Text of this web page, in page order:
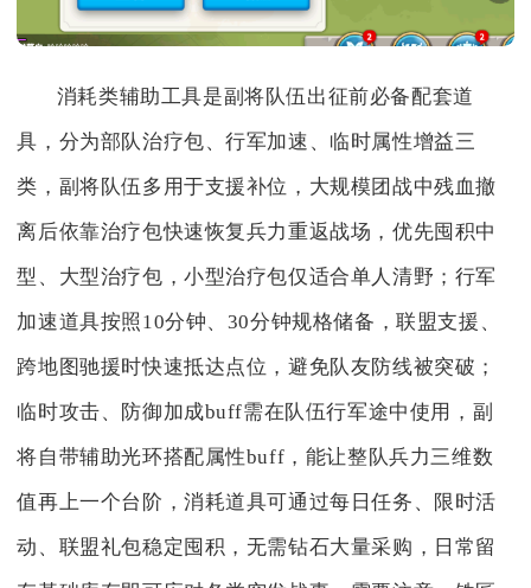
消耗类辅助工具是副将队伍出征前必备配套道
具，分为部队治疗包、行军加速、临时属性增益三
类，副将队伍多用于支援补位，大规模团战中残血撤
离后依靠治疗包快速恢复兵力重返战场，优先囤积中
型、大型治疗包，小型治疗包仅适合单人清野；行军
加速道具按照10分钟、30分钟规格储备，联盟支援、
跨地图驰援时快速抵达点位，避免队友防线被突破；
临时攻击、防御加成buff需在队伍行军途中使用，副
将自带辅助光环搭配属性buff，能让整队兵力三维数
值再上一个台阶，消耗道具可通过每日任务、限时活
动、联盟礼包稳定囤积，无需钻石大量采购，日常留